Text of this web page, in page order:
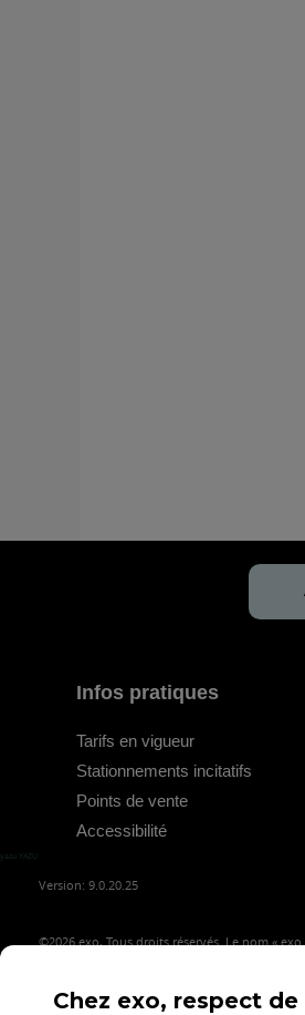
Infos pratiques
Tarifs en vigueur
Stationnements incitatifs
Points de vente
Accessibilité
yazu YAZU
Version: 9.0.20.25
©2026exo, Tous droits réservés. Le nom «
Chez exo, respect